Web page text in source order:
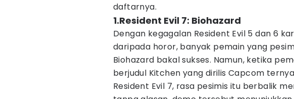
daftarnya.
1.Resident Evil 7: Biohazard
Dengan kegagalan Resident Evil 5 dan 6
daripada horor, banyak pemain yang
Biohazard bakal sukses. Namun, ketika
berjudul Kitchen yang dirilis Capcom
Resident Evil 7, rasa pesimis itu berbalik